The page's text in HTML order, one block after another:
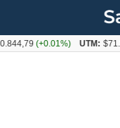
(+0.01%) UTM: $71.649